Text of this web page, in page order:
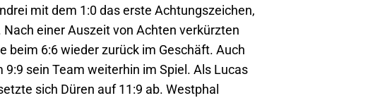
mit dem 1:0 das erste Achtungszeichen,
einer Auszeit von Achten verkürzten
beim 6:6 wieder zurück im Geschäft. Auch
sein Team weiterhin im Spiel. Als Lucas
sich Düren auf 11:9 ab. Westphal